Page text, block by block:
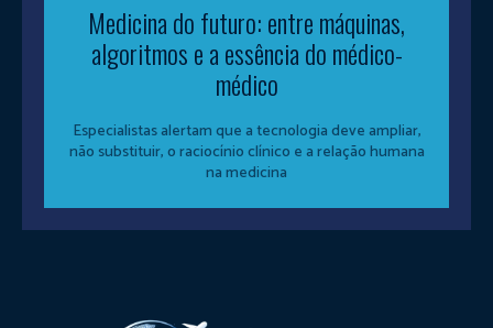
Medicina do futuro: entre máquinas,
algoritmos e a essência do médico-
médico
Especialistas alertam que a tecnologia deve ampliar,
não substituir, o raciocínio clínico e a relação humana
na medicina